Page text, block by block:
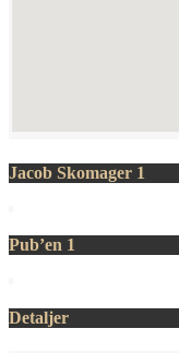
Jacob Skomager 1
Pub’en 1
Detaljer